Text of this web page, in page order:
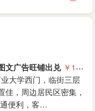
文广告旺铺出兑 ￥17
万
大学西门，临街三层
，周边居民区密集，
便利，客…